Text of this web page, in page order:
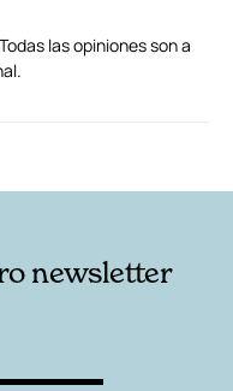
las opiniones son a
newsletter